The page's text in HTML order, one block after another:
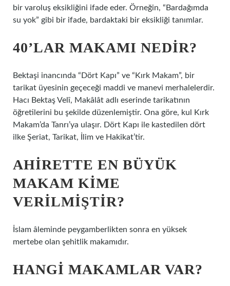
bir varoluş eksikliğini ifade eder. Örneğin, “Bardağımda
su yok” gibi bir ifade, bardaktaki bir eksikliği tanımlar.
40’LAR MAKAMI NEDIR?
Bektaşi inancında “Dört Kapı” ve “Kırk Makam”, bir
tarikat üyesinin geçeceği maddi ve manevi merhalelerdir.
Hacı Bektaş Velî, Makâlât adlı eserinde tarikatının
öğretilerini bu şekilde düzenlemiştir. Ona göre, kul Kırk
Makam’da Tanrı’ya ulaşır. Dört Kapı ile kastedilen dört
ilke Şeriat, Tarikat, İlim ve Hakikat’tir.
AHIRETTE EN BÜYÜK
MAKAM KIME
VERILMIŞTIR?
İslam âleminde peygamberlikten sonra en yüksek
mertebe olan şehitlik makamıdır.
HANGI MAKAMLAR VAR?